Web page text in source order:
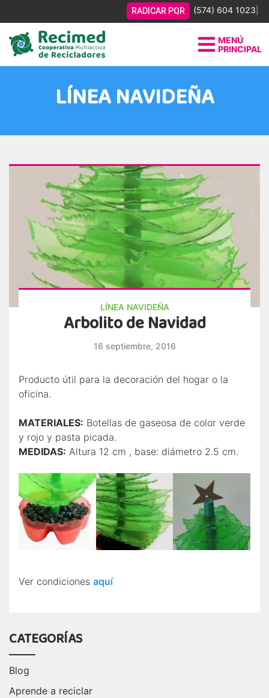
RADICAR PQR (574) 604 1023
Sitio web oficial de los recicladores asociados a
MENÚ
PRINCIPAL
LÍNEA NAVIDEÑA
LÍNEA NAVIDEÑA
Arbolito de Navidad
16 septiembre, 2016
Producto útil para la decoración del hogar o la
oficina.
MATERIALES: Botellas de gaseosa de color verde
y rojo y pasta picada.
MEDIDAS: Altura 12 cm , base: diámetro 2.5 cm.
Ver condiciones aquí
CATEGORÍAS
Blog
Aprende a reciclar